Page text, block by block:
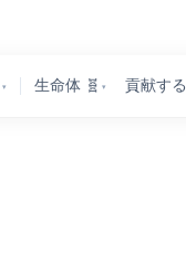
▾ 生命体 🧬 ▾ 貢献する